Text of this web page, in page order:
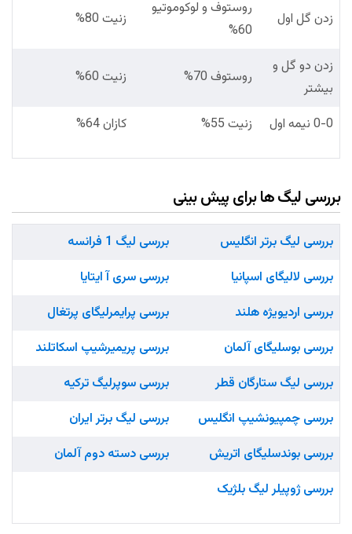
زدن گل اول
روستوف و لوکوموتیو
60%
زنیت 80%
زدن دو گل و
بیشتر
روستوف 70% زنیت 60%
0-0 نیمه اول زنیت 55% کازان 64%
بررسی لیگ ها برای پیش بینی
بررسی لیگ برتر انگلیس
بررسی لیگ 1 فرانسه
بررسی لالیگای اسپانیا
بررسی سری آ ایتایا
بررسی اردیویژه هلند
بررسی پرایمرلیگای پرتغال
بررسی بوسلیگای آلمان
بررسی پریمیرشیپ اسکاتلند
بررسی لیگ ستارگان قطر
بررسی سوپرلیگ ترکیه
بررسی چمپیونشیپ انگلیس
بررسی لیگ برتر ایران
بررسی بوندسلیگای اتریش
بررسی دسته دوم آلمان
بررسی ژوپیلر لیگ بلژیک